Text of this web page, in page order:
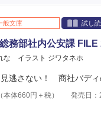
般文庫 試し
務部社内公安課 FILE
な イラスト ジワタネホ
逃さない！ 商社バディ
本体660円＋税） 発売日：